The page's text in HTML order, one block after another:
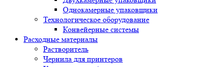
Однокамерные упаковщики
Технологическое оборудование
Конвейерные системы
Расходные материалы
Растворитель
Чернила для принтеров